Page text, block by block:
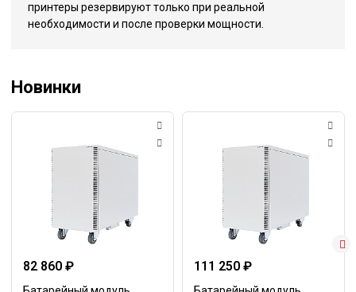
принтеры резервируют только при реальной
необходимости и после проверки мощности.
Новинки
82 860 ₽ 111 250 ₽